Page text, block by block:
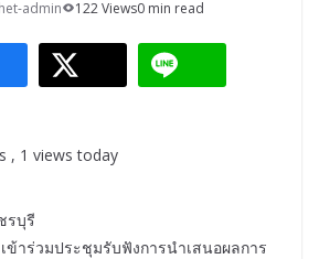
admin 122 Views0 min read
, 1 views today
รบุรี
ข้าร่วมประชุมรับฟังการนำเสนอผลการ